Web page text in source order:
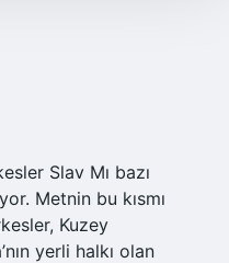
Slav Mı bazı
Metnin bu kısmı
Kuzey
yerli halkı olan